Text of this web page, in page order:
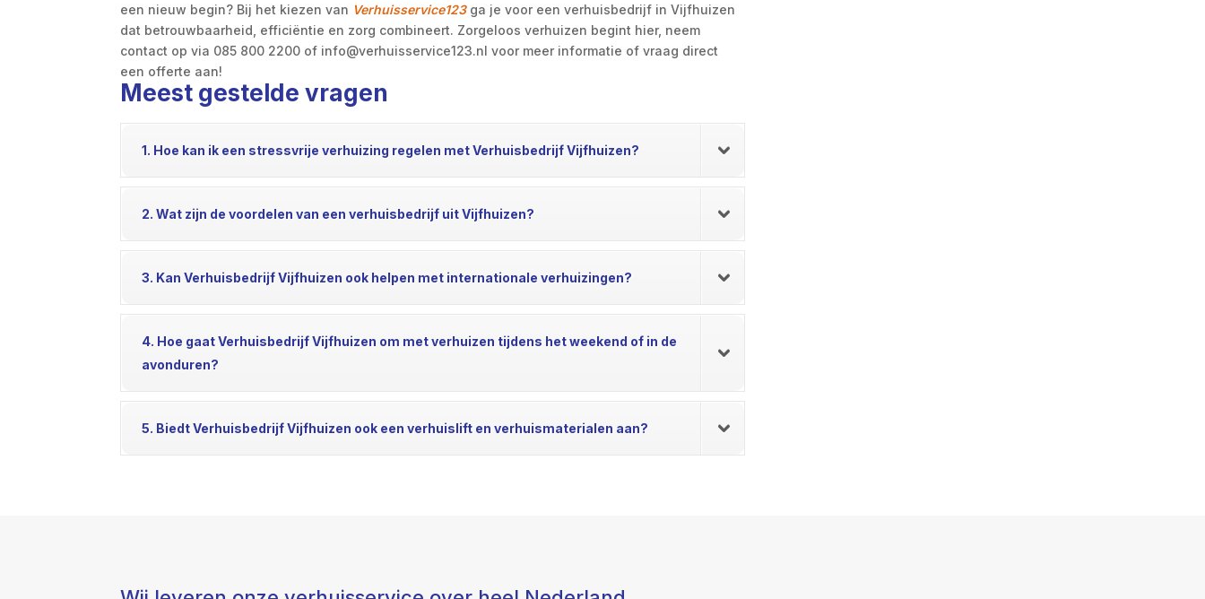
een nieuw begin? Bij het kiezen van Verhuisservice123ga je voor een verhuisbedrijf in Vijfhuizen
dat betrouwbaarheid, efficiëntie en zorg combineert. Zorgeloos verhuizen begint hier, neem
contact op via 085 800 2200 of info@verhuisservice123.nl voor meer informatie of vraag direct
een offerte aan!
Meest gestelde vragen
1. Hoe kan ik een stressvrije verhuizing regelen met Verhuisbedrijf Vijfhuizen?
2. Wat zijn de voordelen van een verhuisbedrijf uit Vijfhuizen?
3. Kan Verhuisbedrijf Vijfhuizen ook helpen met internationale verhuizingen?
4. Hoe gaat Verhuisbedrijf Vijfhuizen om met verhuizen tijdens het weekend of in de
avonduren?
5. Biedt Verhuisbedrijf Vijfhuizen ook een verhuislift en verhuismaterialen aan?